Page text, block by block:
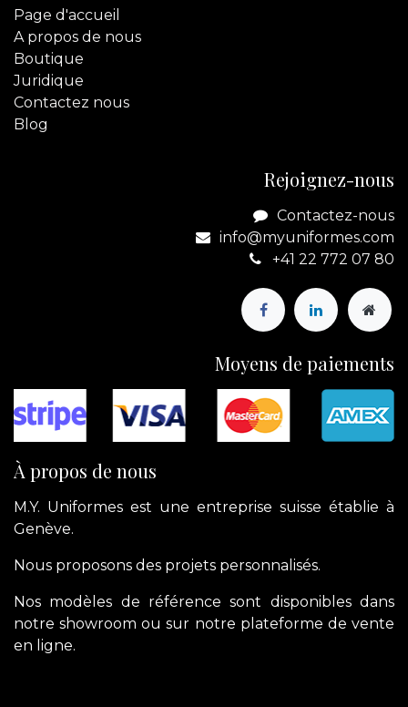
Page d'accueil
A propos de nous
Boutique
Juridique
Contactez nous
Blog
Rejoignez-nous
Contactez-nous
info@myuniformes.com
+41 22 772 07 80
Moyens de paiements
À propos de nous
M.Y. Uniformes est une entreprise suisse établie à
Genève.
Nous proposons des projets personnalisés.
Nos modèles de référence sont disponibles dans
notre showroom ou sur notre plateforme de vente
en ligne.